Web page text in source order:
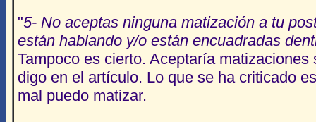
"5- No aceptas ninguna matización a tu
están hablando y/o están encuadradas
Tampoco es cierto. Aceptaría
digo en el artículo. Lo que se ha criticado
mal puedo matizar.